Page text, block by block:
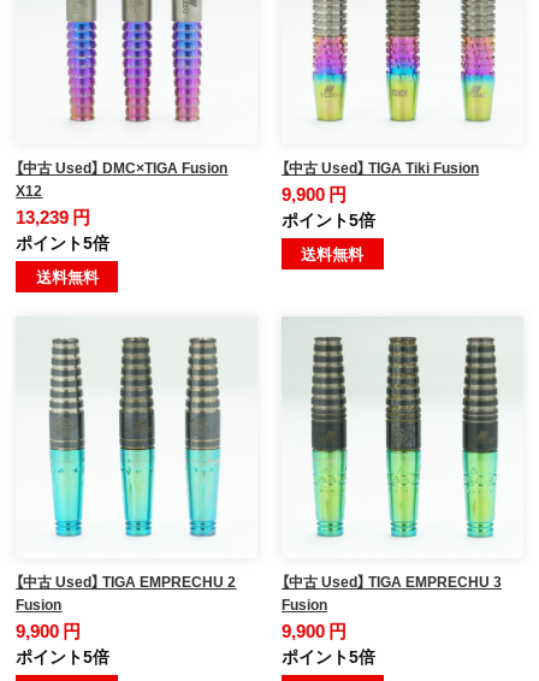
【中古 Used】 DMC×TIGA Fusion
X12
13,239 円
ポイント5倍
送料無料
【中古 Used】 TIGA Tiki Fusion
9,900 円
ポイント5倍
送料無料
【中古 Used】 TIGA EMPRECHU 2
Fusion
9,900 円
ポイント5倍
【中古 Used】 TIGA EMPRECHU 3
Fusion
9,900 円
ポイント5倍